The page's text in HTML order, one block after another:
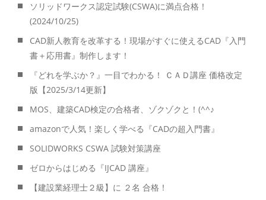
ソリッドワークス認定試験(CSWA)に満点合格！
(2024/10/25)
CAD新人教育を改革する！現場がすぐに使えるCAD『入門
書＋応用書』制作します！
『どれを学ぶか？』一目でわかる！ ＣＡＤ講座 価格改定
版【2025/3/14更新】
MOS、建築CAD検定の合格者、ゾクゾクと！(^^♪
amazonで人気！楽しく学べる『CADの超入門書』
SOLIDWORKS CSWA 試験対策講座
ゼロからはじめる『IJCAD 講座』
【建設業経理士２級】に ２名 合格！